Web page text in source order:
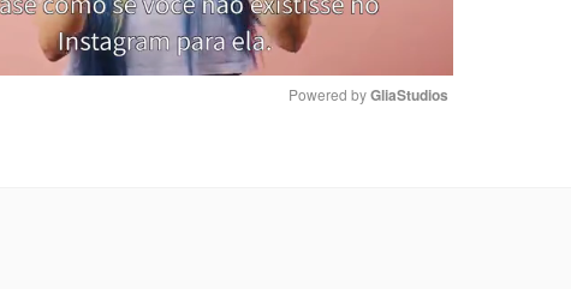
Powered by GliaStudios